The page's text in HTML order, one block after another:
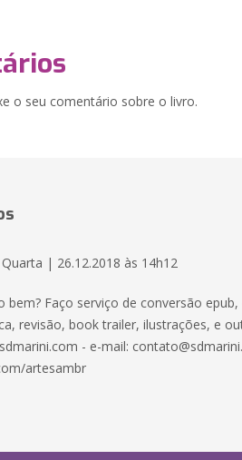
o seu comentário sobre o livro.
Quarta | 26.12.2018 às 14h12
bem? Faço serviço de conversão
revisão, book trailer, ilustrações, e
- e-mail:
artesambr